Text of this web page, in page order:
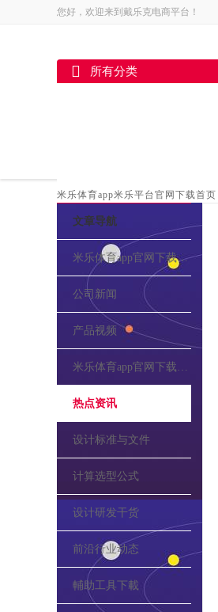
您好，欢迎来到戴乐克电商平台！
所有分类
米乐体育app米乐平台官网下载首页
文章导航
米乐体育app官网下载的介绍
公司新闻
产品视频
米乐体育app官网下载的公告
热点资讯
设计标准与文件
计算选型公式
设计研发干货
前沿行业动态
輔助工具下載